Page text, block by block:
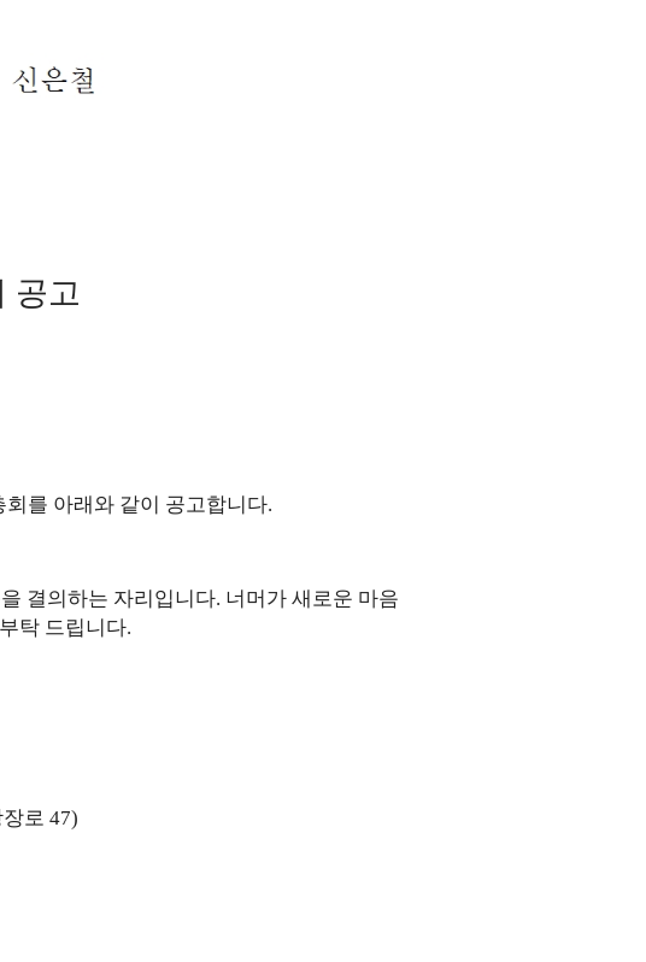
공고
회를 아래와 같이 공고합니다.
결의하는 자리입니다. 너머가 새로운 마음
탁 드립니다.
로 47)